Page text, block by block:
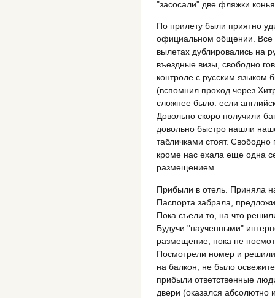
"засосали" две фляжки
По прилету были приятно
официальном общении. Все
вылетах дублировались на
въездные визы, свободно
контроле с русским языком
(вспомнил проход через
сложнее было: если
Довольно скоро получили
довольно быстро нашли
табличками стоят.
кроме нас ехала еще одна
размещением.
Прибыли в отель. Приняла
Паспорта забрала,
Пока съели то, на что
Будучи "наученными"
размещение, пока не
Посмотрели номер и решили
на балкон, не было
прибыли ответственные
двери (оказался абсолютно